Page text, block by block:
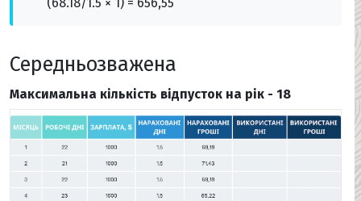
(68.18/1.5 × 1) = 656,55
Середньозважена
Максимальна кількість відпусток на рік - 18